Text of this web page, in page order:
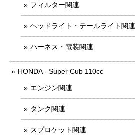
フィルター関連
ヘッドライト・テールライト関連
ハーネス・電装関連
HONDA - Super Cub 110cc
エンジン関連
タンク関連
スプロケット関連